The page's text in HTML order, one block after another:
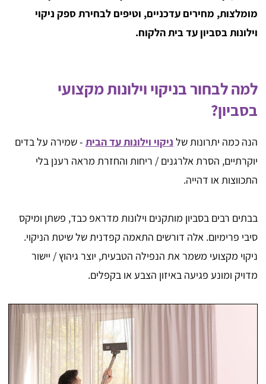
מומלצות, מחירים עדכניים, וטיפים לבחירת ספק ניקוי
וילונות בסביון עד בית הלקוח.
למה לבחור בניקוי וילונות מקצועי
בסביון?
הנה כמה יתרונות של ניקוי וילונות עד הבית - שמירה על בדים
יוקרתיים, הסרת אלרגנים / ריחות והחזרת מראה רענן בלי
התכווצות או דהייה.
בבתים רבים בסביון מותקנים וילונות מדראפ כבד, פשתן ומיקס
סיבי פרימיום. אלה דורשים התאמה קפדנית של שיטת הניקוי.
ניקוי מקצועי משמר את הנפילה הטבעית, יוצר גיהוץ / יישור
מדויק ומונע פגיעה באיזון הצבע או בקפלים.